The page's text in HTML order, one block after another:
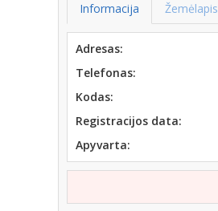
Informacija Žemėlapis
Adresas:
Telefonas:
Kodas:
Registracijos data:
Apyvarta: